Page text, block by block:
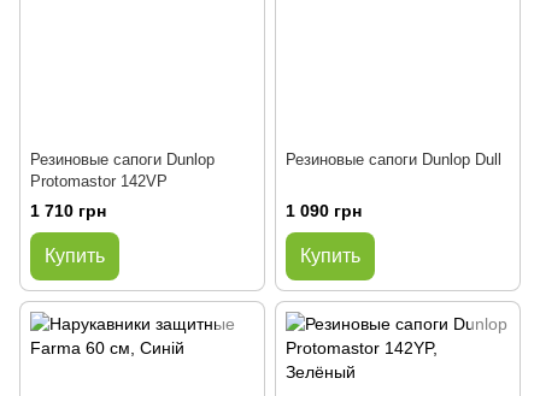
Резиновые сапоги Dunlop
Protomastоr 142VP
1 710 грн
Купить
Резиновые сапоги Dunlop Dull
1 090 грн
Купить